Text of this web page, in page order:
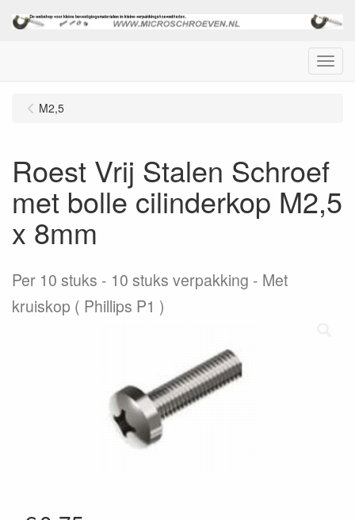
Menu
M2,5
Roest Vrij Stalen Schroef
met bolle cilinderkop M2,5
x 8mm
Per 10 stuks
10 stuks verpakking - Met
kruiskop ( Phillips P1 )